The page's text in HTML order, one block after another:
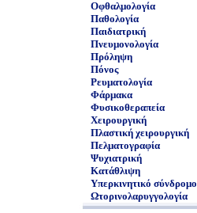
Οφθαλμολογία
Παθολογία
Παιδιατρική
Πνευμονολογία
Πρόληψη
Πόνος
Ρευματολογία
Φάρμακα
Φυσικοθεραπεία
Χειρουργική
Πλαστική χειρουργική
Πελματογραφία
Ψυχιατρική
Κατάθλιψη
Υπερκινητικό σύνδρομο
Ωτορινολαρυγγολογία